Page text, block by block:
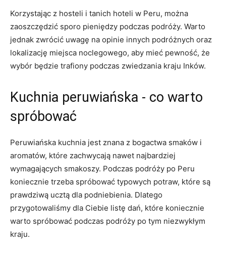
Korzystając z ⁢hosteli i tanich hoteli ‌w Peru, można
zaoszczędzić sporo pieniędzy podczas podróży. Warto
jednak zwrócić uwagę na opinie innych podróżnych oraz
lokalizację miejsca noclegowego, aby⁤ mieć pewność, że
wybór będzie trafiony podczas zwiedzania kraju Inków.
Kuchnia peruwiańska ⁤- co warto
spróbować
Peruwiańska kuchnia jest znana z ‌bogactwa smaków i
aromatów, ⁤które zachwycają nawet‍ najbardziej
wymagających smakoszy. Podczas⁤ podróży po Peru
koniecznie trzeba spróbować⁢ typowych potraw, ‍które ⁣są⁤
prawdziwą ucztą ⁣dla podniebienia. Dlatego
przygotowaliśmy⁣ dla Ciebie listę dań, które koniecznie
warto spróbować ‍podczas podróży po tym niezwykłym⁤
kraju.